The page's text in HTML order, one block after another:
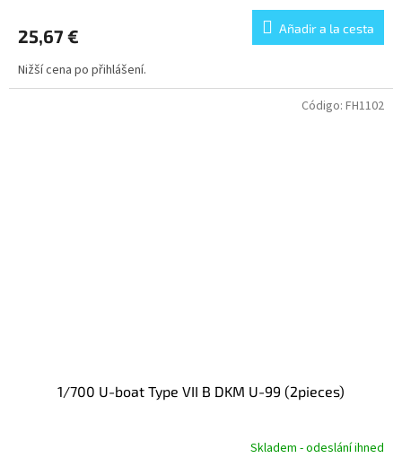
25,67 € Añadir a la cesta
Nižší cena po přihlášení.
1/700 U-boat Type VII B DKM U-99 (2pieces)
Skladem - odeslání ihned
Código: FH1102